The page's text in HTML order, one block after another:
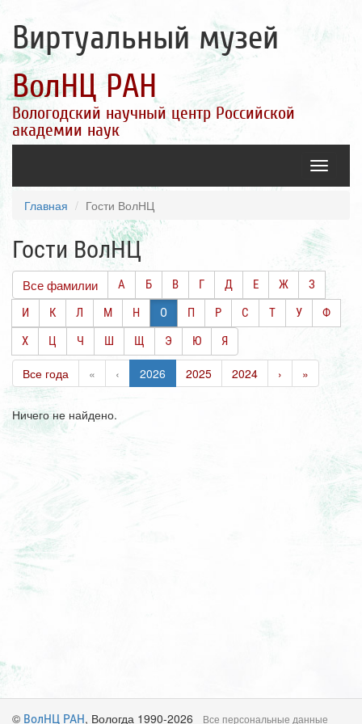
Виртуальный музей
ВолНЦ РАН
Вологодский научный центр Российской
академии наук
Toggle
Главная Гости ВолНЦ
Гости ВолНЦ
Все фамилии А Б В Г Д Е Ж
З
И
К Л М Н О П Р С Т У
Ф
Х
Ц Ч Ш Щ Э Ю Я
Все года « ‹ 2026 2025 2024 › »
Ничего не найдено.
© ВолНЦ РАН, Вологда 1990-2026 Все персональные данные